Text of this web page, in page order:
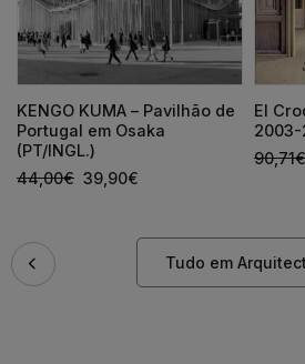
KENGO KUMA – Pavilhão de
Portugal em Osaka
(PT/INGL.)
44,00€ 39,90€
El
90,71€
Tudo em